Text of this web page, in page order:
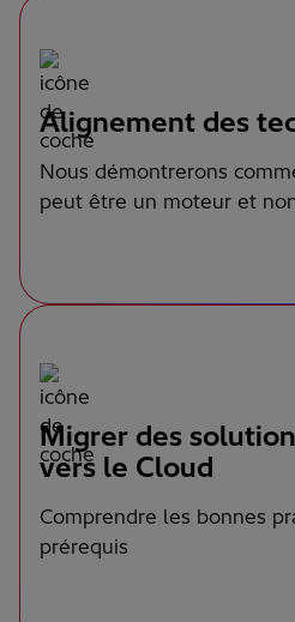
Alignement des
Nous démontrerons
peut être un moteur et
Migrer des
vers le Cloud
Comprendre les bonnes
prérequis